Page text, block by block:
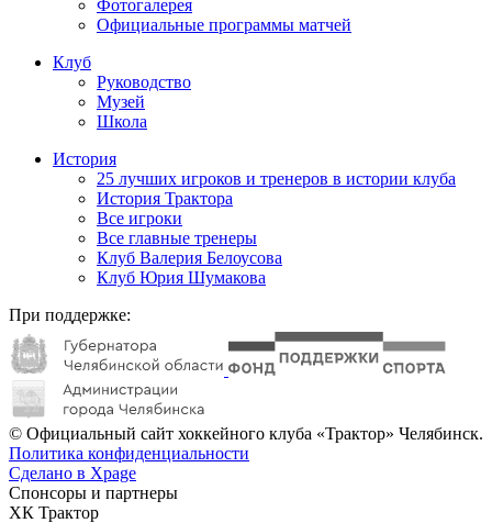
Фотогалерея
Официальные программы матчей
Клуб
Руководство
Музей
Школа
История
25 лучших игроков и тренеров в истории клуба
История Трактора
Все игроки
Все главные тренеры
Клуб Валерия Белоусова
Клуб Юрия Шумакова
При поддержке:
© Официальный сайт хоккейного клуба «Трактор» Челябинск.
Политика конфиденциальности
Сделано в Xpage
Спонсоры и партнеры
ХК Трактор